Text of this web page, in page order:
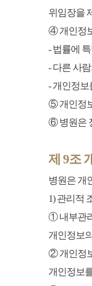
위임장을
④ 개인정
- 법률에
- 다른 사
- 개인정보
⑤ 개인정
⑥ 병원은
제 9조
병원은 개
1) 관리적
① 내부관
개인정보
② 개인정
개인정보